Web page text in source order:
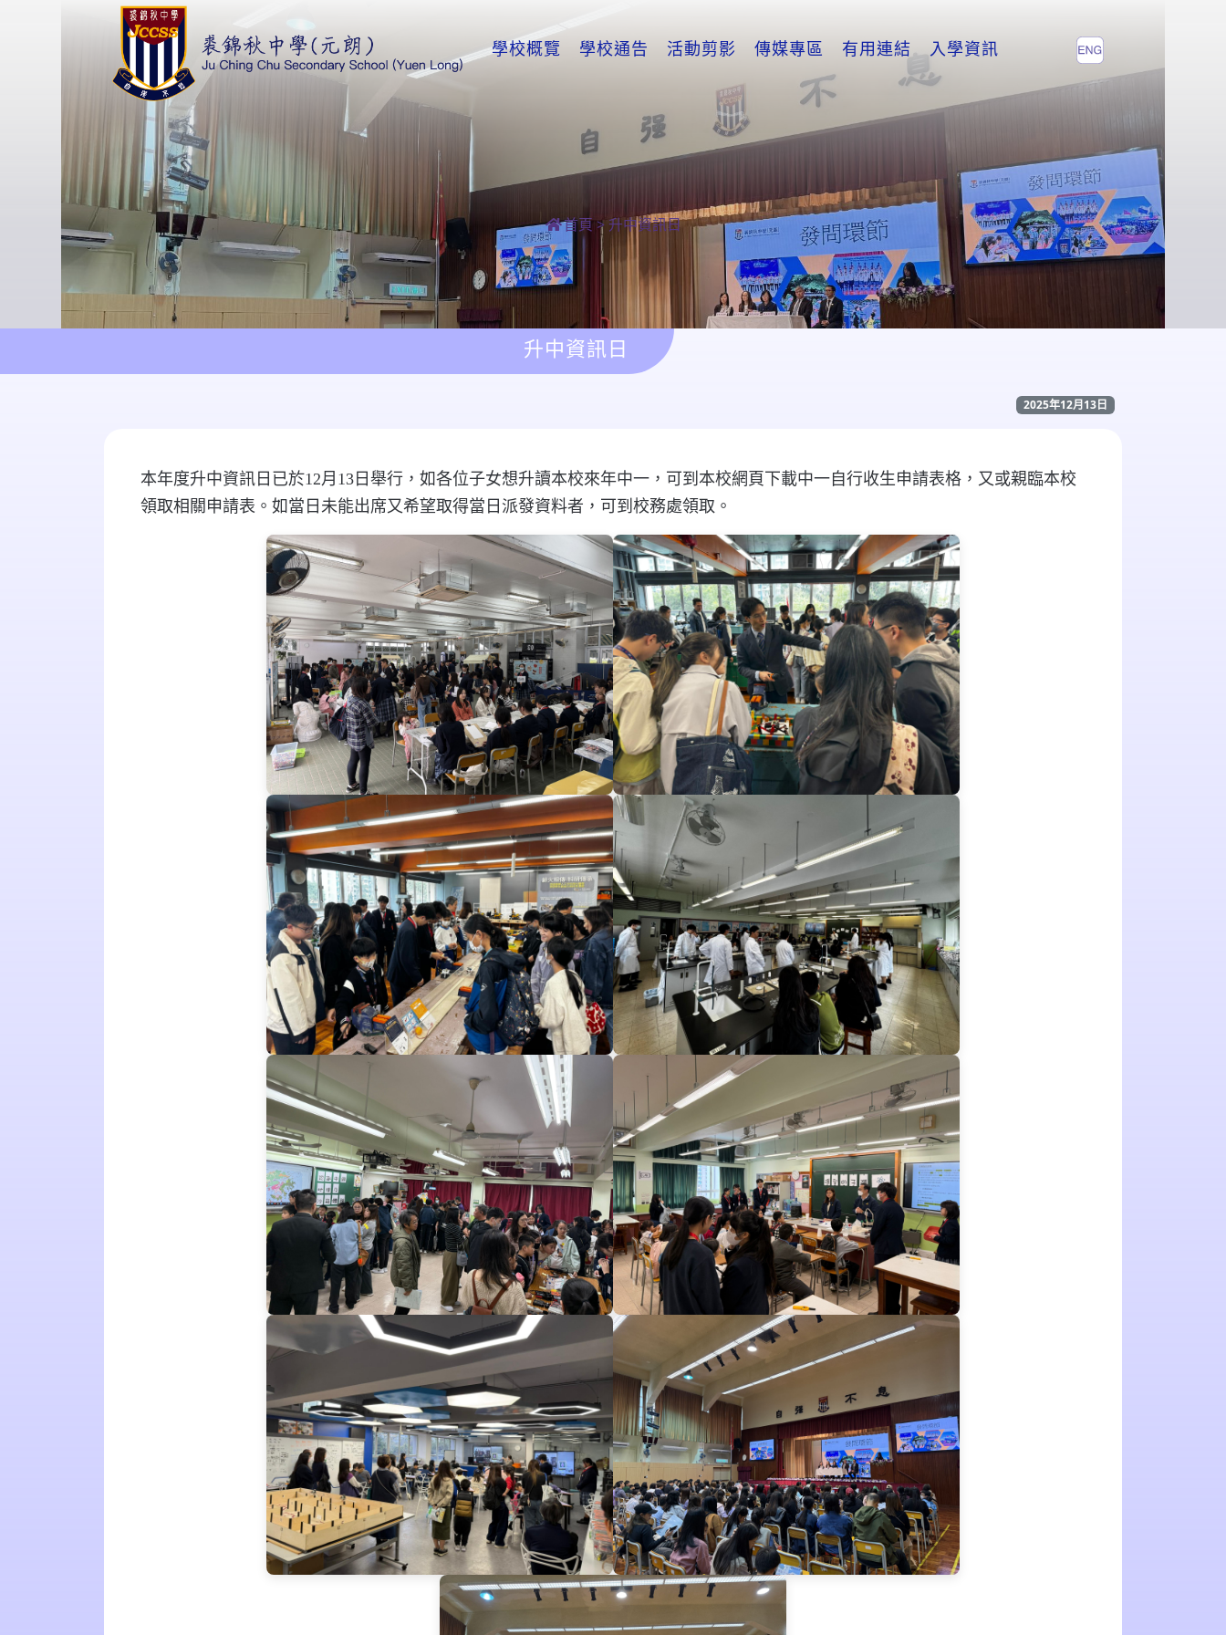
學校概覽 學校通告 活動剪影 傳媒專區 有用連結 入學資訊
首頁 > 升中資訊日
升中資訊日
2025年12月13日
本年度升中資訊日已於12月13日舉行，如各位子女想升讀本校來年中一，可到本校網頁下載中一自行收生申請表格，又或親臨本校
領取相關申請表。如當日未能出席又希望取得當日派發資料者，可到校務處領取。